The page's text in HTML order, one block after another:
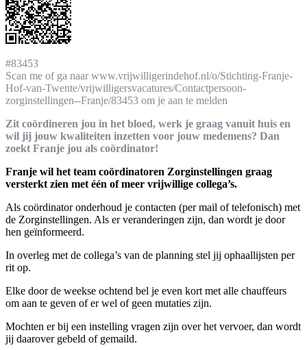
#83453
Scan me of ga naar www.vrijwilligerindehof.nl/o/Stichting-Franje-
Hof-van-Twente/vrijwilligersvacatures/Contactpersoon-
zorginstellingen--Franje/83453 om je aan te melden
Zit coördineren jou in het bloed, werk je graag vanuit huis en
wil jij jouw kwaliteiten inzetten voor jouw medemens? Dan
zoekt Franje jou als coördinator!
Franje wil het team coördinatoren Zorginstellingen graag
versterkt zien met één of meer vrijwillige collega’s.
Als coördinator onderhoud je contacten (per mail of telefonisch) met
de Zorginstellingen. Als er veranderingen zijn, dan wordt je door
hen geïnformeerd.
In overleg met de collega’s van de planning stel jij ophaallijsten per
rit op.
Elke door de weekse ochtend bel je even kort met alle chauffeurs
om aan te geven of er wel of geen mutaties zijn.
Mochten er bij een instelling vragen zijn over het vervoer, dan wordt
jij daarover gebeld of gemaild.